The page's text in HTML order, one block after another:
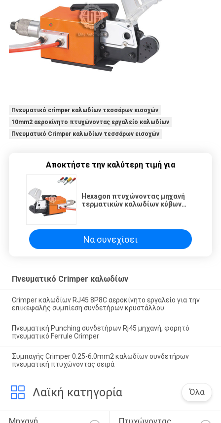
Πνευματικό crimper καλωδίων τεσσάρων εισοχών
10mm2 αεροκίνητο πτυχώνοντας εργαλείο καλωδίων
Πνευματικό Crimper καλωδίων τεσσάρων εισοχών
Αποκτήστε την καλύτερη τιμή για
Hexagon πτυχώνοντας μηχανή
τερματικών καλωδίων κύβων
Να συνεχίσει
Πνευματικό Crimper καλωδίων
Crimper καλωδίων RJ45 8P8C αεροκίνητο εργαλείο για την
επικεφαλής συμπίεση συνδετήρων κρυστάλλου
Πνευματική Punching συνδετήρων Rj45 μηχανή, φορητό
πνευματικό Ferrule Crimper
Συμπαγής Crimper 0.25-6.0mm2 καλωδίων συνδετήρων
πνευματική πτυχώνοντας σειρά
Λαϊκή κατηγορία Όλα